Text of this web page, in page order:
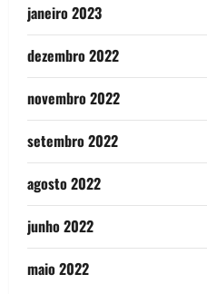
janeiro 2023
dezembro 2022
novembro 2022
setembro 2022
agosto 2022
junho 2022
maio 2022